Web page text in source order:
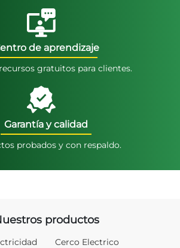
de aprendizaje
gratuitos para clientes.
Garantía y calidad
probados y con respaldo.
productos
Cerco Electrico